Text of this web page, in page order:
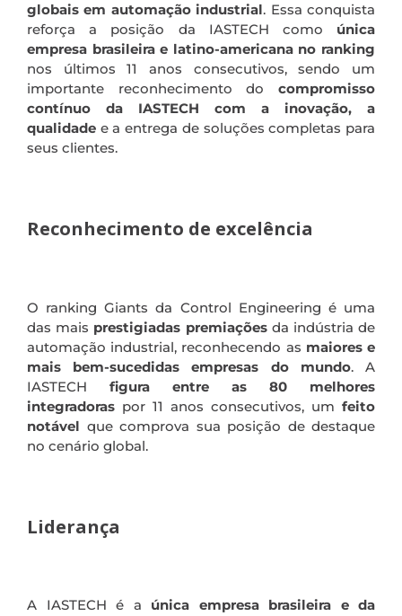
globais em automação industrial. Essa conquista
reforça a posição da IASTECH como única
empresa brasileira e latino-americana no ranking
nos últimos 11 anos consecutivos, sendo um
importante reconhecimento do compromisso
contínuo da IASTECH com a inovação, a
qualidade e a entrega de soluções completas para
seus clientes.
Reconhecimento de excelência
O ranking Giants da Control Engineering é uma
das mais prestigiadas premiaçõesda indústria de
automação industrial, reconhecendo as maiores e
mais bem-sucedidas empresas do mundo. A
IASTECH figura entre as 80 melhores
integradoras por 11 anos consecutivos, um feito
notável que comprova sua posição de destaque
no cenário global.
Liderança
A IASTECH é a única empresa brasileira e da